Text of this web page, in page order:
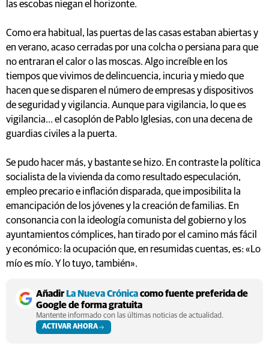
las escobas niegan el horizonte.
Como era habitual, las puertas de las casas estaban abiertas y
en verano, acaso cerradas por una colcha o persiana para que
no entraran el calor o las moscas. Algo increíble en los
tiempos que vivimos de delincuencia, incuria y miedo que
hacen que se disparen el número de empresas y dispositivos
de seguridad y vigilancia. Aunque para vigilancia, lo que es
vigilancia… el casoplón de Pablo Iglesias, con una decena de
guardias civiles a la puerta.
Se pudo hacer más, y bastante se hizo. En contraste la política
socialista de la vivienda da como resultado especulación,
empleo precario e inflación disparada, que imposibilita la
emancipación de los jóvenes y la creación de familias. En
consonancia con la ideología comunista del gobierno y los
ayuntamientos cómplices, han tirado por el camino más fácil
y económico: la ocupación que, en resumidas cuentas, es: «Lo
mío es mío. Y lo tuyo, también».
Añadir La Nueva Crónicacomo fuente preferida de
Google de forma gratuita
Mantente informado con las últimas noticias de actualidad.
ACTIVAR AHORA